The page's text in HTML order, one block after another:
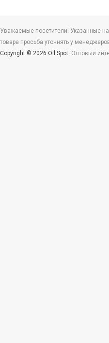
Уважаемые посетители! Указанные
товара просьба уточнять у
Copyright © 2026 Oil Spot. Оптовый